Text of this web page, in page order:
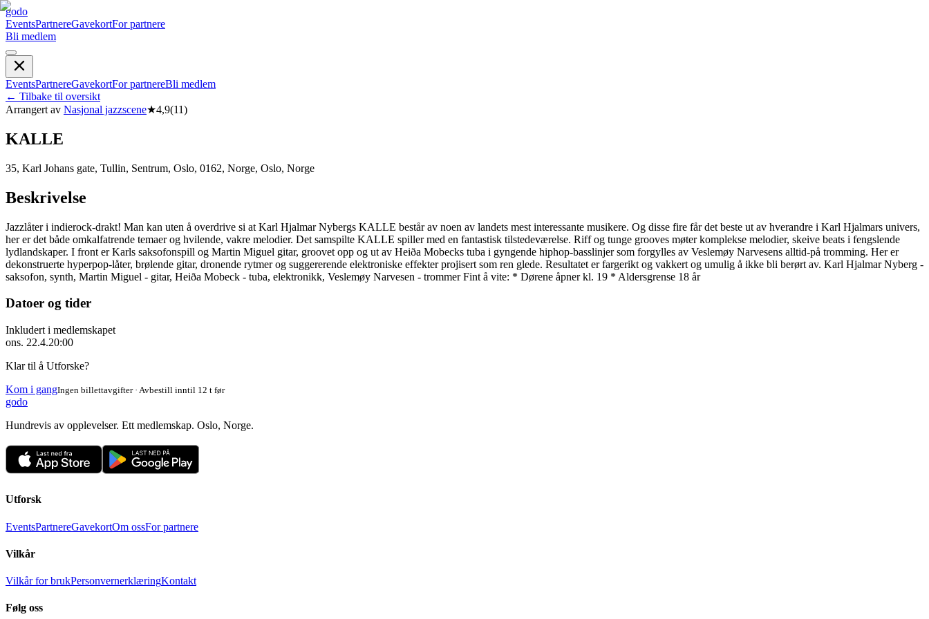
godo
EventsPartnereGavekortFor partnere
Bli medlem
EventsPartnereGavekortFor partnereBli medlem
← Tilbake til oversikt
Arrangert av Nasjonal jazzscene★4,9(11)
KALLE
35, Karl Johans gate, Tullin, Sentrum, Oslo, 0162, Norge, Oslo, Norge
Beskrivelse
Jazzlåter i indierock-drakt! Man kan uten å overdrive si at Karl Hjalmar Nybergs KALLE består av noen av landets mest interessante musikere. Og disse fire får det beste ut av hverandre i Karl Hjalmars univers,
her er det både omkalfatrende temaer og hvilende, vakre melodier. Det samspilte KALLE spiller med en fantastisk tilstedeværelse. Riff og tunge grooves møter komplekse melodier, skeive beats i fengslende
lydlandskaper. I front er Karls saksofonspill og Martin Miguel gitar, groovet opp og ut av Heiða Mobecks tuba i gyngende hiphop-basslinjer som forgylles av Veslemøy Narvesens alltid-på tromming. Her er
dekonstruerte hyperpop-låter, brølende gitar, dronende rytmer og suggererende elektroniske effekter projisert som ren glede. Resultatet er fargerikt og vakkert og umulig å ikke bli berørt av. Karl Hjalmar Nyberg -
saksofon, synth, Martin Miguel - gitar, Heiða Mobeck - tuba, elektronikk, Veslemøy Narvesen - trommer Fint å vite: * Dørene åpner kl. 19 * Aldersgrense 18 år
Datoer og tider
Inkludert i medlemskapet
ons. 22.4.20:00
Klar til å Utforske?
Kom i gangIngen billettavgifter · Avbestill inntil 12 t før
godo
Hundrevis av opplevelser. Ett medlemskap. Oslo, Norge.
Utforsk
EventsPartnereGavekortOm ossFor partnere
Vilkår
Vilkår for brukPersonvernerklæringKontakt
Følg oss